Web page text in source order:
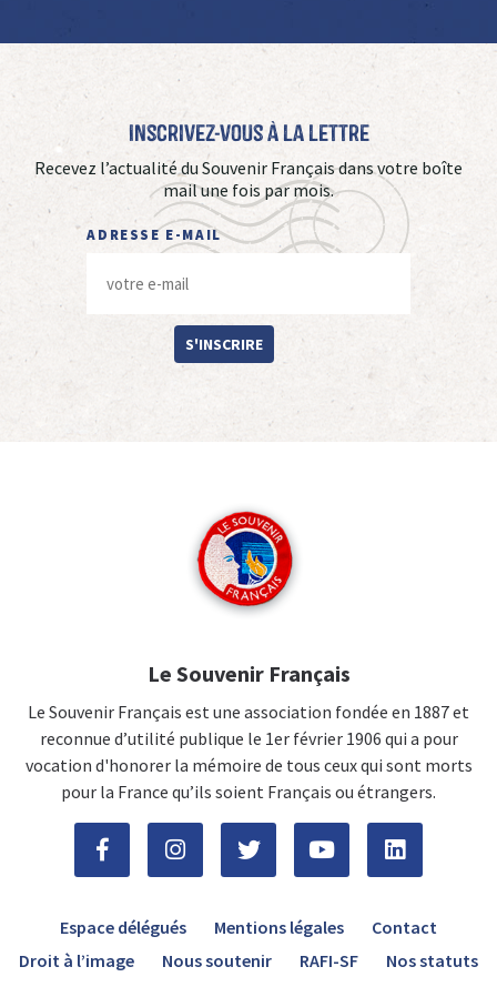
Inscrivez-vous à La Lettre
Recevez l’actualité du Souvenir Français dans votre boîte
mail une fois par mois.
ADRESSE E-MAIL
S'INSCRIRE
Le Souvenir Français
Le Souvenir Français est une association fondée en 1887 et
reconnue d’utilité publique le 1er février 1906 qui a pour
vocation d'honorer la mémoire de tous ceux qui sont morts
pour la France qu’ils soient Français ou étrangers.
Espace délégués Mentions légales
Contact
Droit à l’image
Nous soutenir RAFI-SF Nos statuts